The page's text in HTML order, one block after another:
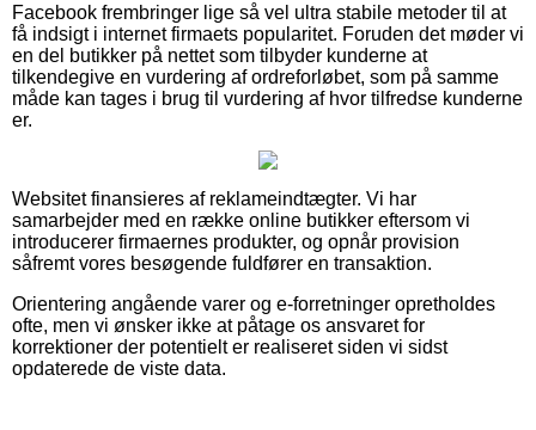
Facebook frembringer lige så vel ultra stabile metoder til at
få indsigt i internet firmaets popularitet. Foruden det møder vi
en del butikker på nettet som tilbyder kunderne at
tilkendegive en vurdering af ordreforløbet, som på samme
måde kan tages i brug til vurdering af hvor tilfredse kunderne
er.
Websitet finansieres af reklameindtægter. Vi har
samarbejder med en række online butikker eftersom vi
introducerer firmaernes produkter, og opnår provision
såfremt vores besøgende fuldfører en transaktion.
Orientering angående varer og e-forretninger opretholdes
ofte, men vi ønsker ikke at påtage os ansvaret for
korrektioner der potentielt er realiseret siden vi sidst
opdaterede de viste data.